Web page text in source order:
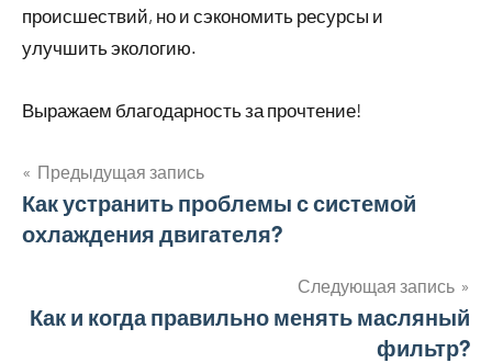
происшествий, но и сэкономить ресурсы и
улучшить экологию.
Выражаем благодарность за прочтение!
Навигация
по
Предыдущая запись
Как устранить проблемы с системой
охлаждения двигателя?
Следующая запись
Как и когда правильно менять масляный
фильтр?